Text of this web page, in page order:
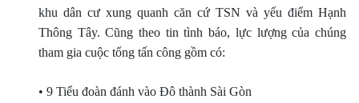
khu dân cư xung quanh căn cứ TSN và yếu điểm Hạnh
Thông Tây. Cũng theo tin tình báo, lực lượng của chúng
tham gia cuộc tổng tấn công gồm có:
• 9 Tiểu đoàn đánh vào Ðô thành Sài Gòn